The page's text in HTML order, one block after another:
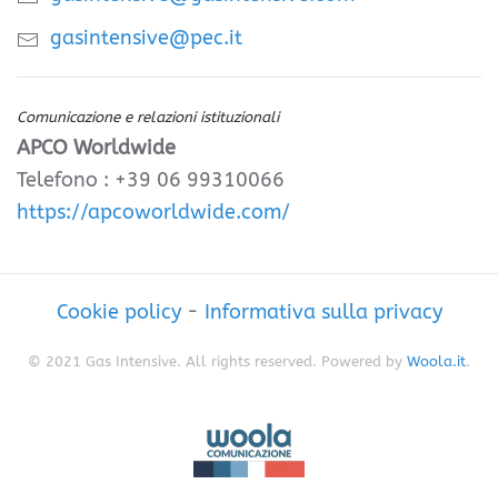
gasintensive@pec.it
Comunicazione e relazioni istituzionali
APCO Worldwide
Telefono : +39 06 99310066
https://apcoworldwide.com/
Cookie policy- Informativa sulla privacy
© 2021 Gas Intensive. All rights reserved. Powered by Woola.it.